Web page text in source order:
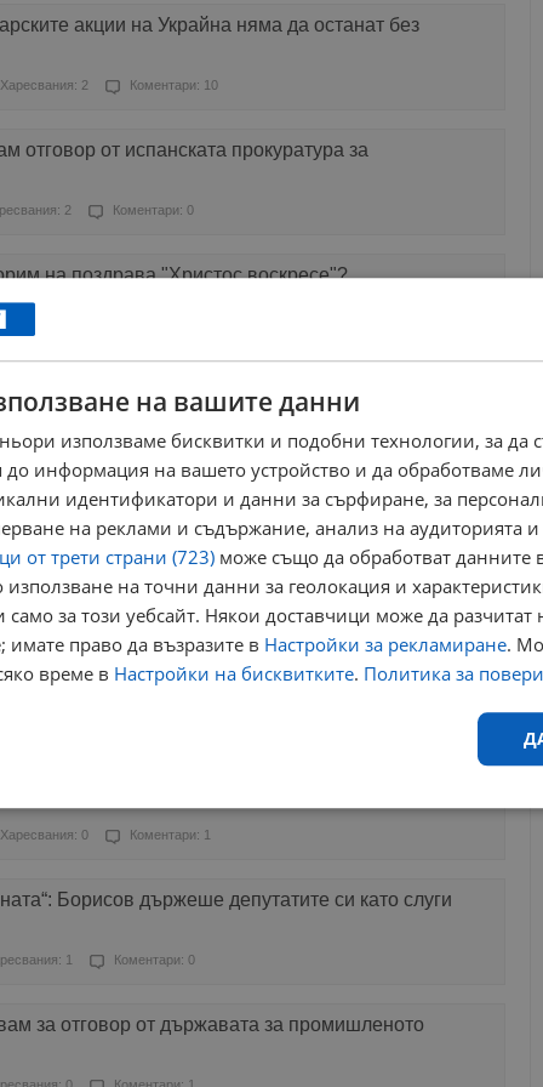
акции на Украйна няма да останат без
Харесвания: 2 Коментари: 10
отговор от испанската прокуратура за
2 Коментари: 0
на поздрава "Христос воскресе"?
3
кабини на Булфон в Русе
Харесвания: 5
въпроси, отколкото отговори
Харесвания: 0 Коментари: 1
отговор от САЩ за съживяване на ядреното
Харесвания: 0 Коментари: 1
Борисов държеше депутатите си като слуги
1 Коментари: 0
за отговор от държавата за промишленото
на вашите данни
използваме бисквитки и подобни технологии, за да
до информация на вашето устройство и да обработваме
идентификатори и данни за сърфиране, за
на реклами и съдържание, анализ на аудиторията
от трети страни (723) може също да обработват данните
на точни данни за геолокация и
за този уебсайт. Някои доставчици може да разчитат
имате право да възразите в Настройки за рекламиране.
време в Настройки на бисквитките. Политика за
Ефективност Таргетиране Функционалност
позволяват основната функционалност на уебсайта, като потребителско
може да се използва правилно без строго необходими бисквитки.